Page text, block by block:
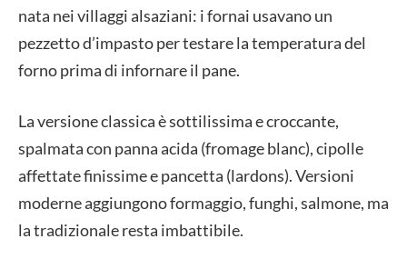
nata nei villaggi alsaziani: i fornai usavano un
pezzetto d’impasto per testare la temperatura del
forno prima di infornare il pane.
La versione classica è sottilissima e croccante,
spalmata con panna acida (fromage blanc), cipolle
affettate finissime e pancetta (lardons). Versioni
moderne aggiungono formaggio, funghi, salmone, ma
la tradizionale resta imbattibile.